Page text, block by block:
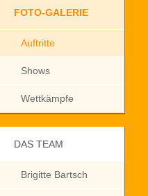
FOTO-GALERIE
Auftritte
Shows
Wettkämpfe
DAS TEAM
Brigitte Bartsch